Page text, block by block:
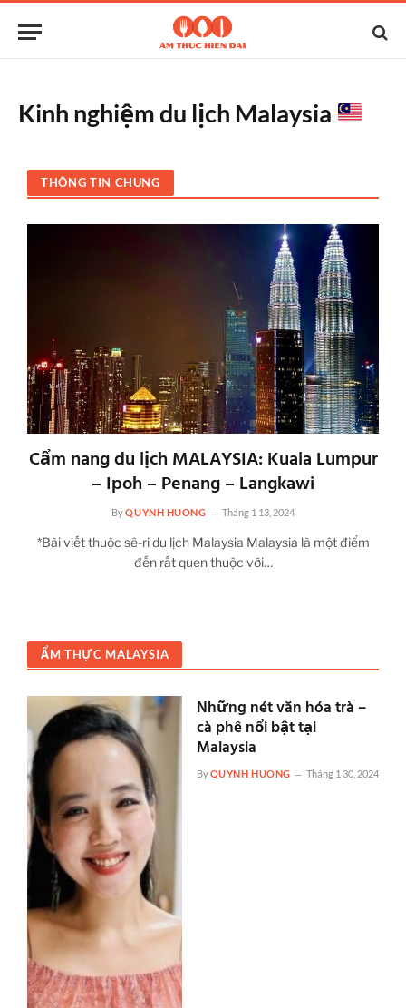
Kinh nghiệm du lịch Malaysia
THÔNG TIN CHUNG
Cẩm nang du lịch MALAYSIA: Kuala Lumpur
– Ipoh – Penang – Langkawi
ByQUYNH HUONG Tháng 1 13, 2024
*Bài viết thuộc sê-ri du lịch Malaysia Malaysia là một điểm
đến rất quen thuộc với…
ẨM THỰC MALAYSIA
Những nét văn hóa trà –
cà phê nổi bật tại
Malaysia
ByQUYNH HUONG Tháng 1 30, 2024